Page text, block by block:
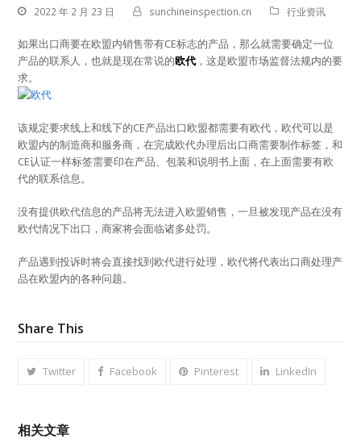
2022 年 2 月 23 日 sunchineinspection.cn 行业资讯
如果出口商要在欧盟内销售带有CE标志的产品，那么就需要确定一位
产品的联系人，也就是现在常说的欧代 ，这是欧盟市场监督法规内的要
求。
该规定要求线上和线下的CE产品出口欧盟都需要有欧代，欧代可以是
欧盟内的制造商和服务商，在完成欧代办理后出口商需要制作标签，和
CE认证一样标签需要印在产品、包装和说明书上面，在上面需要有欧
代的联系信息。
没有提供欧代信息的产品将无法进入欧盟销售，一旦被发现产品在没有
欧代情况下出口，商家将会面临诸多处罚。
产品遇到投诉时将会直接找到欧代进行处理，欧代将代表出口商处理产
品在欧盟内的各种问题。
Share This
Twitter Facebook Pinterest LinkedIn
相关文章